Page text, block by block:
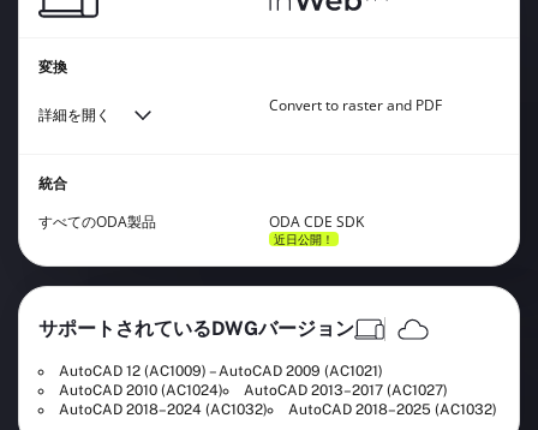
変換
詳細を開く Convert to raster and PDF
統合
すべてのODA製品
ODA CDE SDK
近日公開！
サポートされているDWGバージョン
AutoCAD 12 (AC1009) – AutoCAD 2009 (AC1021)
AutoCAD 2010 (AC1024)
AutoCAD 2013–2017 (AC1027)
AutoCAD 2018–2024 (AC1032)
AutoCAD 2018–2025 (AC1032)